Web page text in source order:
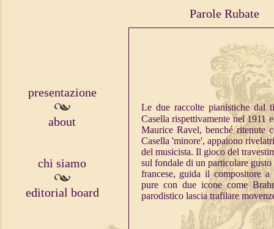
Parole Rubate
presentazione
about
chi siamo
editorial board
Le due raccolte pianistiche dal
Casella rispettivamente nel 1911
Maurice Ravel, benché ritenute
Casella 'minore', appaiono
del musicista. Il gioco del
sul fondale di un particolare
francese, guida il compositore
pure con due icone come
parodistico lascia trafilare